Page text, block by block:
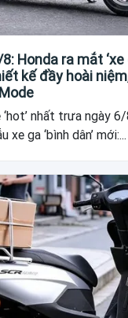
Honda ra mắt ‘xe
kế đầy hoài
nhất trưa ngày
xe ga ‘bình dân’ mới:...